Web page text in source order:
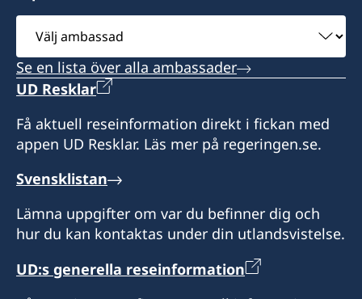
I-st floor Lamela A
81000 Podgorica
Montenegro
Måndag-fredag kl. 09.00-13.00
Svenska medborgare i behov av hjälp kan
kontakta ambassaden
i Belgrad för vidare information på telefon +381
Välj
ambassad
Se en lista över alla ambassader
UD Resklar
Få aktuell reseinformation direkt i fickan med
appen UD Resklar. Läs mer på regeringen.se.
Svensklistan
Lämna uppgifter om var du befinner dig och
hur du kan kontaktas under din utlandsvistelse.
UD:s generella reseinformation